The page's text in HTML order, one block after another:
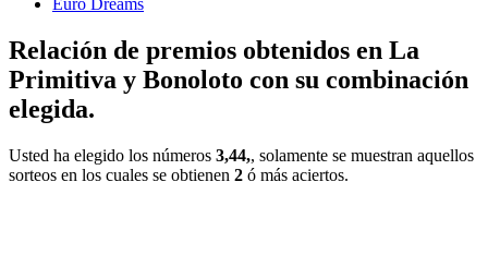
Relación de premios obtenidos en La
Primitiva y Bonoloto con su combinación
elegida.
Usted ha elegido los números 3,44,, solamente se muestran aquellos
sorteos en los cuales se obtienen 2 ó más aciertos.